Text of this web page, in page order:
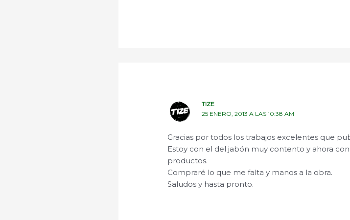
TIZE
25 ENERO, 2013 A LAS 10:38 AM
Gracias por todos los trabajos excelentes que
Estoy con el del jabón muy contento y ahora
productos.
Compraré lo que me falta y manos a la obra.
Saludos y hasta pronto.